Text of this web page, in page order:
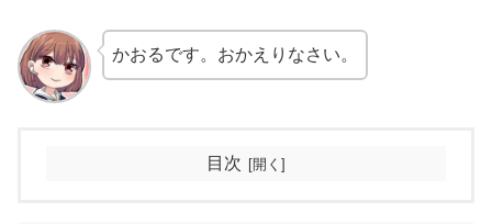
かおるです。おかえりなさい。
目次